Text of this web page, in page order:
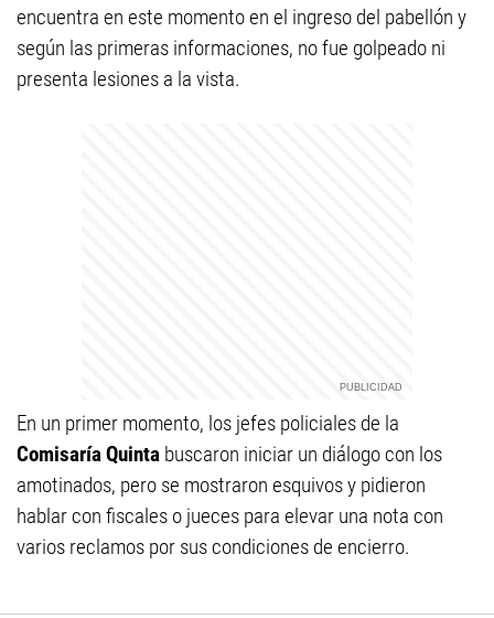
encuentra en este momento en el ingreso del pabellón y
según las primeras informaciones, no fue golpeado ni
presenta lesiones a la vista.
En un primer momento, los jefes policiales de la
Comisaría Quinta buscaron iniciar un diálogo con los
amotinados, pero se mostraron esquivos y pidieron
hablar con fiscales o jueces para elevar una nota con
varios reclamos por sus condiciones de encierro.